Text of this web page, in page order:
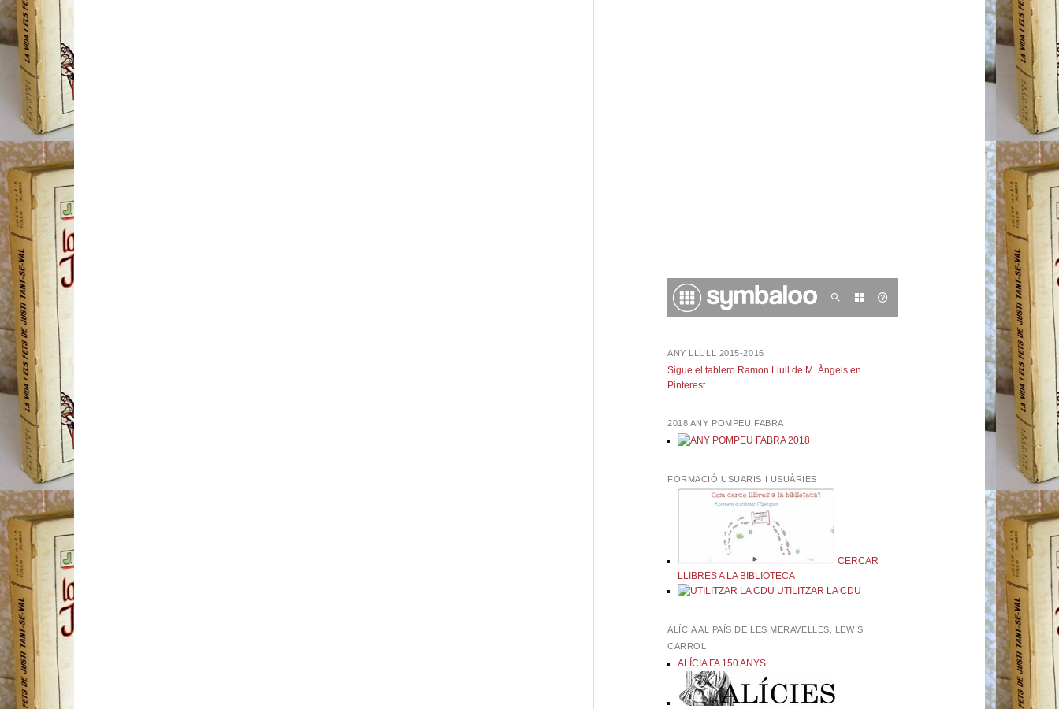
ANY LLULL 2015-2016
Sigue el tablero Ramon Llull de M. Àngels en
Pinterest.
2018 ANY POMPEU FABRA
FORMACIÓ USUARIS I USUÀRIES
CERCAR
LLIBRES A LA BIBLIOTECA
UTILITZAR LA CDU
ALÍCIA AL PAÍS DE LES MERAVELLES. LEWIS
CARROL
ALÍCIA FA 150 ANYS